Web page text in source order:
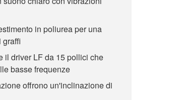
in poliurea per una
graffi
il driver LF da 15 pollici che
basse frequenze
offrono un'inclinazione di